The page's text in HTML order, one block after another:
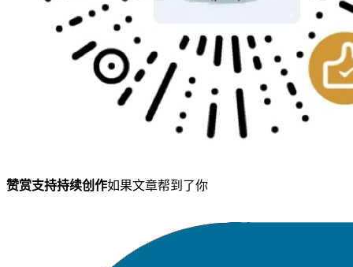
赞赏支持持续创作如果文章帮到了你